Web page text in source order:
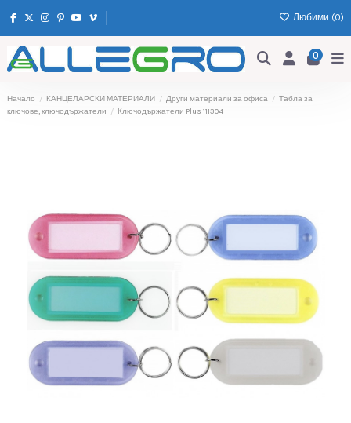
Любими (0)
0
Начало КАНЦЕЛАРСКИ МАТЕРИАЛИ Други материали за офиса
Табла за
ключове, ключодържатели
Ключодържатели Plus 111304